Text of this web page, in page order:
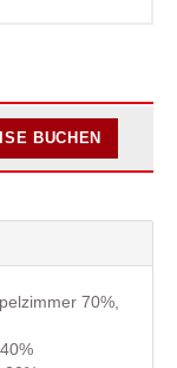
BUCHEN
70%,